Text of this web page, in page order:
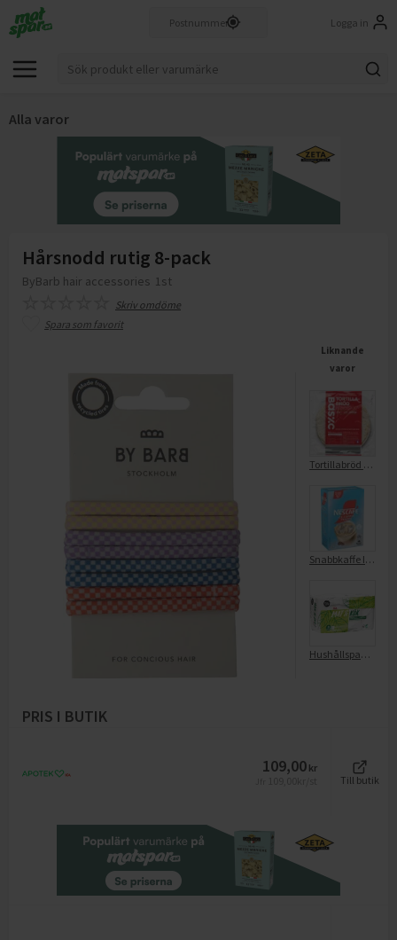
Logga in
Alla varor
Hårsnodd rutig 8-pack
ByBarb hair accessories 1st
Skriv omdöme
Spara som favorit
Liknande
varor
Tortillabröd Medium 8-Pack
Snabbkaffe Ice Coffee Frappé 8-Pack
Hushållspapper Mat & Kök 2-Lagers 8-pack
PRIS I BUTIK
109,00 kr
Till butik